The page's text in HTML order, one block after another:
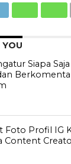
YOU
Siapa
Foto Profil IG
Content